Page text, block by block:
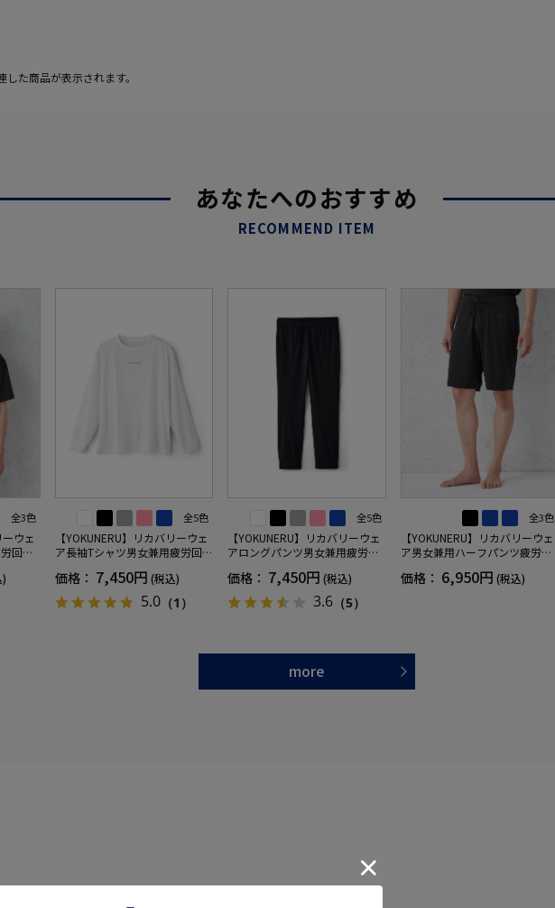
た商品が表示されます。
あなたへのおすすめ
RECOMMEND ITEM
全3色
ーウェ
回復
サイ
全5色
【YOKUNERU】リカバリーウェ
ア長袖Tシャツ男女兼用疲労回復
(R)【一般医療機器】SS～LLサイ
ズ
価格： 7,450円 (税込)
5.0（1）
全5色
【YOKUNERU】リカバリーウェ
アロングパンツ男女兼用疲労回
IX(R)【一般医療機器】SS～LLサ
イズ
価格： 7,450円 (税込)
3.6 （5）
全3色
【YOKUNERU】リカバリーウェ
ア男女兼用ハーフパンツ疲労回
IX(R)【一般医療機器】SS～LLサ
価格： 6,950円 (税込)
more